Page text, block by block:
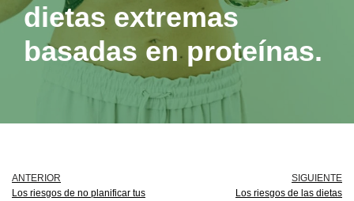
dietas extremas
basadas en proteínas.
ANTERIOR
Los riesgos de no planificar tus
SIGUIENTE
Los riesgos de las dietas